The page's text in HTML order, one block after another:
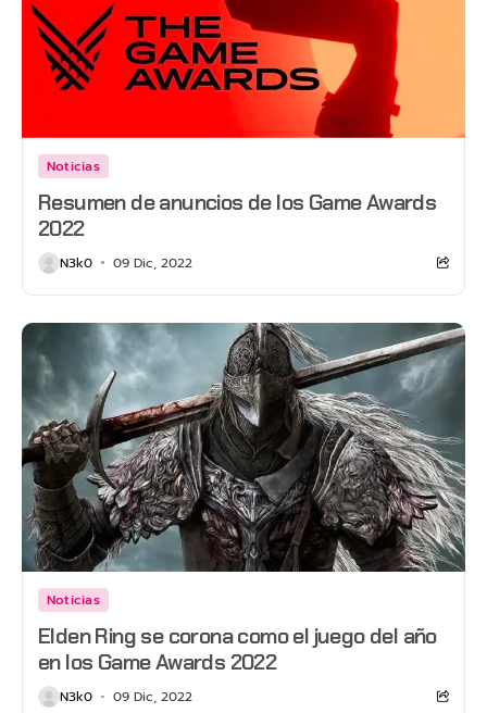
Noticias
Resumen de anuncios de los Game Awards
2022
N3k0 09 Dic, 2022
Noticias
Elden Ring se corona como el juego del año
en los Game Awards 2022
N3k0 09 Dic, 2022